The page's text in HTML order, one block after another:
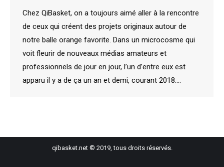
Chez QiBasket, on a toujours aimé aller à la rencontre
de ceux qui créent des projets originaux autour de
notre balle orange favorite. Dans un microcosme qui
voit fleurir de nouveaux médias amateurs et
professionnels de jour en jour, l’un d’entre eux est
apparu il y a de ça un an et demi, courant 2018.…
qibasket.net © 2019, tous droits réservés.